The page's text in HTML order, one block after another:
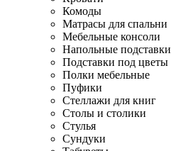
Комоды
Матрасы для спальни
Мебельные консоли
Напольные подставки
Подставки под цветы
Полки мебельные
Пуфики
Стеллажи для книг
Столы и столики
Стулья
Сундуки